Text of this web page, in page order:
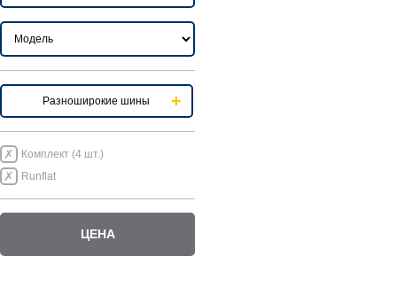
Разноширокие шины
Комплект (4 шт.)
Runflat
ЦЕНА